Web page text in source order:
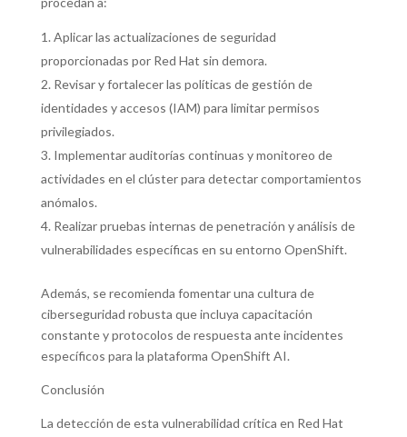
Aplicar las actualizaciones de seguridad
proporcionadas por Red Hat sin demora.
Revisar y fortalecer las políticas de gestión de
identidades y accesos (IAM) para limitar permisos
privilegiados.
Implementar auditorías continuas y monitoreo de
actividades en el clúster para detectar comportamientos
anómalos.
Realizar pruebas internas de penetración y análisis de
vulnerabilidades específicas en su entorno OpenShift.
Además, se recomienda fomentar una cultura de
ciberseguridad robusta que incluya capacitación
constante y protocolos de respuesta ante incidentes
específicos para la plataforma OpenShift AI.
Conclusión
La detección de esta vulnerabilidad crítica en Red Hat